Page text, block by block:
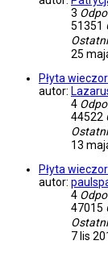
3
51351
25
Płyta
autor:
4
44522
13
Płyta
autor:
4
47015
7 lis